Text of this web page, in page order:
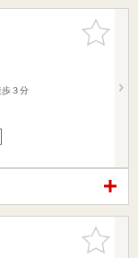
お気に入
りに追加
３分
お気に入
りに追加